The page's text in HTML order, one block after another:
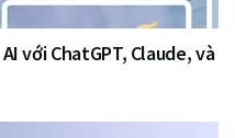
với ChatGPT, Claude, và